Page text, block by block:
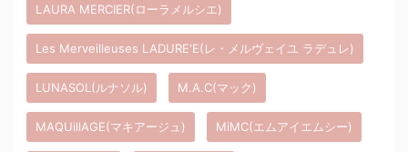
LAURA MERCIER(ローラメルシエ)
Les Merveilleuses LADURE'E(レ・メルヴェイユ ラデュレ)
LUNASOL(ルナソル) M.A.C(マック)
MAQUillAGE(マキアージュ) MiMC(エムアイエムシー)